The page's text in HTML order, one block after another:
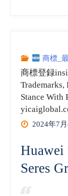
商標_
商標登録
Trademarks,
Stance With
2024年7
Huawei
Seres